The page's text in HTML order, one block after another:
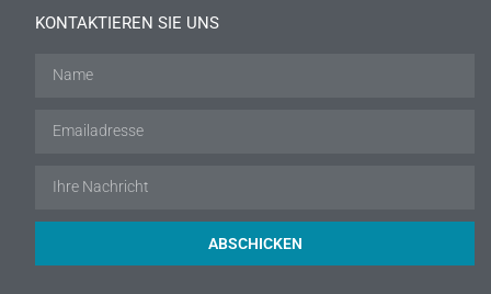
KONTAKTIEREN SIE UNS
ABSCHICKEN